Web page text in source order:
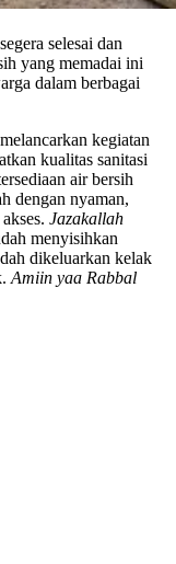
selesai dan
yang memadai ini
dalam berbagai
kegiatan
kualitas sanitasi
air bersih
dengan nyaman,
Jazakallah
menyisihkan
dikeluarkan kelak
Amiin yaa Rabbal